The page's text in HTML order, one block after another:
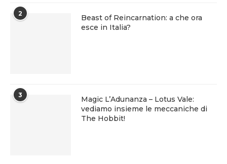
2
Beast of Reincarnation: a che ora
esce in Italia?
3
Magic L’Adunanza – Lotus Vale:
vediamo insieme le meccaniche di
The Hobbit!